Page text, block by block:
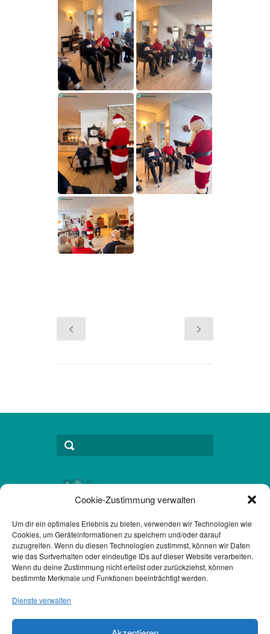
Cookie-Zustimmung verwalten
Um dir ein optimales Erlebnis zu bieten, verwenden wir Technologien wie
Cookies, um Geräteinformationen zu speichern und/oder darauf
zuzugreifen. Wenn du diesen Technologien zustimmst, können wir Daten
wie das Surfverhalten oder eindeutige IDs auf dieser Website verarbeiten.
Wenn du deine Zustimmung nicht erteilst oder zurückziehst, können
bestimmte Merkmale und Funktionen beeinträchtigt werden.
Dienste verwalten
Kontakt
Datenschutzerklärung DSGVO
Impressum